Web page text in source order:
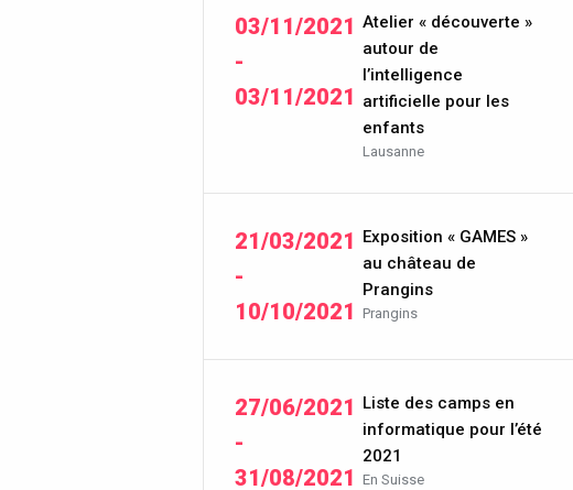
03/11/2021
-
03/11/2021
Atelier « découverte »
autour de
l’intelligence
artificielle pour les
enfants
Lausanne
21/03/2021
-
10/10/2021
Exposition « GAMES »
au château de
Prangins
Prangins
27/06/2021
-
31/08/2021
Liste des camps en
informatique pour l’été
2021
En Suisse